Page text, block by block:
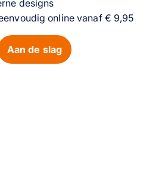
designs
online vanaf € 9,95
Aan de slag